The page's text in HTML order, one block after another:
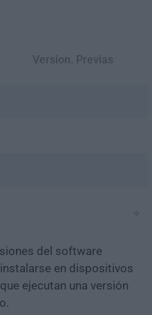
Version. Previas
del software
en dispositivos
ejecutan una versión